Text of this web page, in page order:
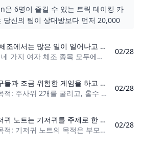
은 6명이 즐길 수 있는 트릭 테이킹 카
당신의 팀이 상대방보다 먼저 20,000
여자 체조 여자 체조에서는 많은 일이 일어나고 있으며 채점, 규칙, 종목이 혼란스러울 수 있습니다. 다음은 여자체조 규정에 대한 설명입니다.
여자 체조 목표: 네 가지 여자 체조 종목 모두에서 최고 점수를 획득하세요. 플레이어 수: 2명 이상 재료: 바닥 매트, 높이뛰기 테이블, 평균대, 고르지 못한 막대, 레
02/28
스트립 티즈 친구들과 조금 위험한 게임을 하고 싶다면 Strip Tease 한 라운드를 시도해 보세요! 이 흥미진진한 게임을 플레이하는 방법은 다음과 같습니다.
스트립 티즈의 목적: 주사위 2개를 굴리고, 홀수 굴림에서 옷 조각을 벗기고, 짝수 굴림에서 술/술을 마십니다. 플레이어 수: 4명 이상, 많을수록 좋습니다. 재료
02/28
기저귀 메모 기저귀 노트는 기저귀를 주제로 한 베이비 샤워 게임으로, 부모와 손님 모두에게 빠르게 큰 인기를 끌었습니다.
기저귀 노트의 목적: 기저귀 노트의 목적은 부모가 힘든 시간을 보낼 때 읽을 수 있는 영감을 주는 인용문을 갖는 것입니다. 플레이어 수: 2명 이상 재료: 기저귀 및 유성펜
02/28